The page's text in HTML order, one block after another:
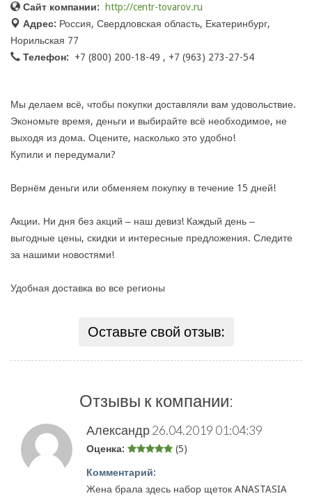
Сайт компании:
http://centr-tovarov.ru
Адрес: Россия, Свердловская область, Екатеринбург,
Норильская 77
Телефон:
+7 (800) 200-18-49 , +7 (963) 273-27-54
Мы делаем всё, чтобы покупки доставляли вам удовольствие.
Экономьте время, деньги и выбирайте всё необходимое, не
выходя из дома. Оцените, насколько это удобно!
Купили и передумали?
Вернём деньги или обменяем покупку в течение 15 дней!
Акции. Ни дня без акций ‒ наш девиз! Каждый день ‒
выгодные цены, скидки и интересные предложения. Следите
за нашими новостями!
Удобная доставка во все регионы
Оставьте свой отзыв:
Отзывы к компании:
Александр26.04.2019 01:04:39
Оценка: (5)
Комментарий:
Жена брала здесь набор щеток ANASTASIA